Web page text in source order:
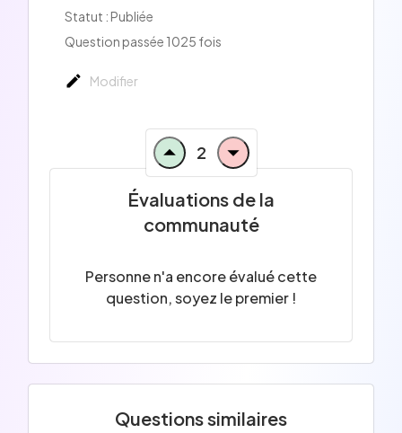
Statut : Publiée
Question passée 1025 fois
Modifier
2
Évaluations de la
communauté
Personne n'a encore évalué cette
question, soyez le premier !
Questions similaires